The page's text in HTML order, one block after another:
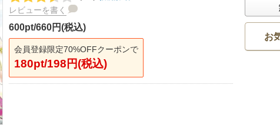
レビューを書く
600pt/660円(税込)
会員登録限定70%OFFクーポンで
180pt/198円(税込)
お